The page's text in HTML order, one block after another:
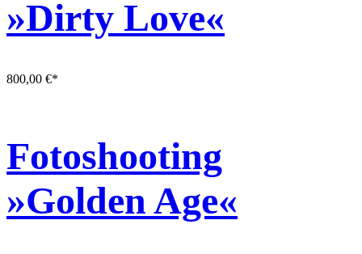
»Dirty Love«
800,00 €*
Fotoshooting
»Golden Age«